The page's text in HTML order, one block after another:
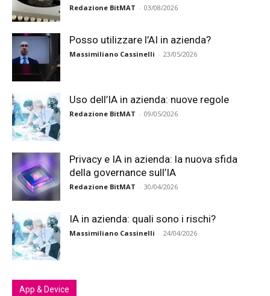
Redazione BitMAT - 03/08/2026
Posso utilizzare l’AI in azienda?
Massimiliano Cassinelli - 23/05/2026
Uso dell’IA in azienda: nuove regole
Redazione BitMAT - 09/05/2026
Privacy e IA in azienda: la nuova sfida
della governance sull’IA
Redazione BitMAT - 30/04/2026
IA in azienda: quali sono i rischi?
Massimiliano Cassinelli - 24/04/2026
App & Device